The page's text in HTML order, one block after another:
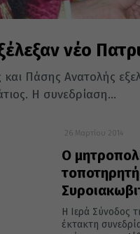
νέο
και Πάσης Ανατολής
Η συνεδρίαση...
26 Μαρτίου 2014
Ο
Η Ιερά Σύνοδος
έκτακτη